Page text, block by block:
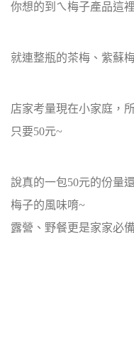
你想的到ㄟ梅子產品這
就連整瓶的茶梅、紫蘇
店家考量現在小家庭，
只要50元~
說真的一包50元的份量
梅子的風味唷~
露營、野餐更是家家必